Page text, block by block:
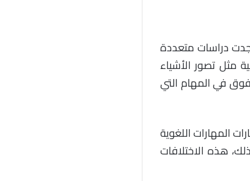
دراسات متعددة
مثل تصور الأشياء
في المهام التي
المهارات اللغوية
هذه الاختلافات